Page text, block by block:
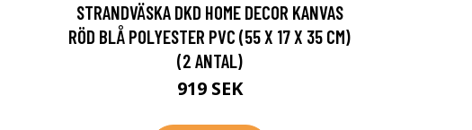
STRANDVÄSKA DKD HOME DECOR KANVAS
RÖD BLÅ POLYESTER PVC (55 X 17 X 35 CM)
(2 ANTAL)
919 SEK